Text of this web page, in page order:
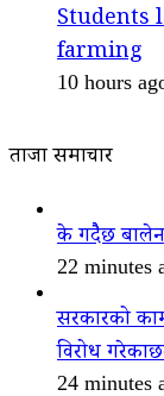
Students
farming
10 hours
ताजा समाचार
के गदैैछ
22 minutes
सरकारको
विरोध
24 minutes